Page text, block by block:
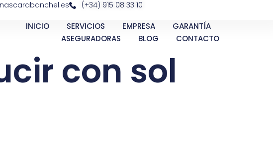
(+34) 915 08 33 10
INICIO SERVICIOS EMPRESA
GARANTÍA
ASEGURADORAS
BLOG CONTACTO
con sol